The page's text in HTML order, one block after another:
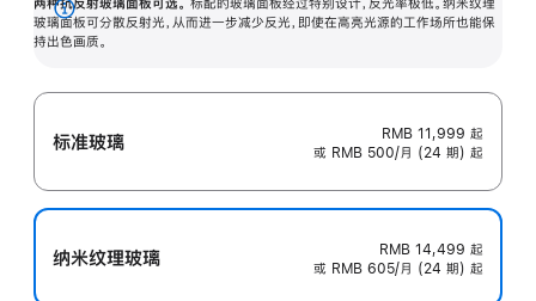
两种抗反射玻璃面板可选。 标配的玻璃面板经过特别设计，反光率极低。纳米纹理
玻璃面板可分散反射光，从而进一步减少反光，即使在高亮光源的工作场所也能保
持出色画质。
展
开
标准玻璃 RMB 11,999 起
或 RMB 500/月 (24 期) 起
纳米纹理玻璃 RMB 14,499 起
或 RMB 605/月 (24 期) 起